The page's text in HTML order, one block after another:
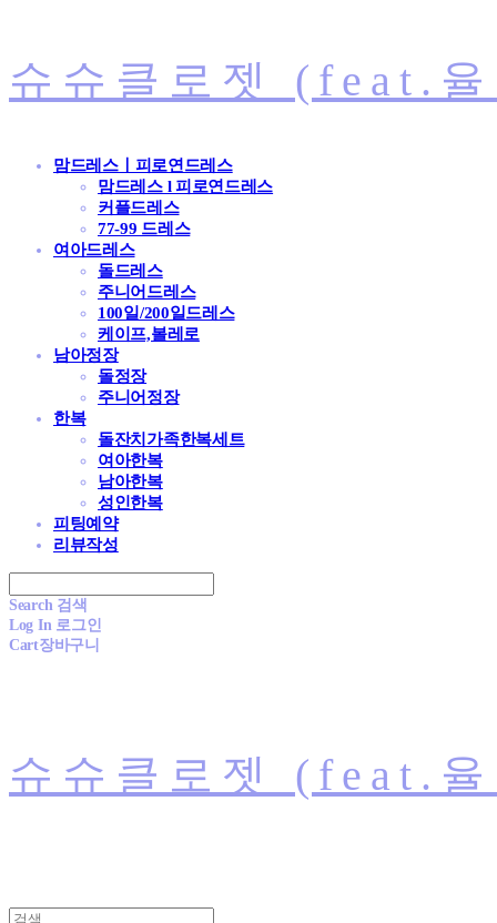
슈슈클로젯 (feat.
맘드레스ㅣ피로연드레스
맘드레스 l 피로연드레스
커플드레스
77-99 드레스
여아드레스
돌드레스
주니어드레스
100일/200일드레스
케이프,볼레로
남아정장
돌정장
주니어정장
한복
돌잔치가족한복세트
여아한복
남아한복
성인한복
피팅예약
리뷰작성
Search 검색
Log In 로그인
Cart장바구니
슈슈클로젯 (feat.